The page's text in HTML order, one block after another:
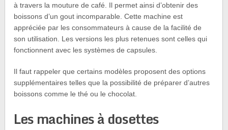
à travers la mouture de café. Il permet ainsi d’obtenir des
boissons d’un gout incomparable. Cette machine est
appréciée par les consommateurs à cause de la facilité de
son utilisation. Les versions les plus retenues sont celles qui
fonctionnent avec les systèmes de capsules.
Il faut rappeler que certains modèles proposent des options
supplémentaires telles que la possibilité de préparer d’autres
boissons comme le thé ou le chocolat.
Les machines à dosettes